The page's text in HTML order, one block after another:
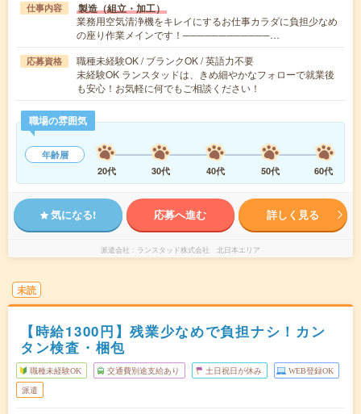
仕事内容 製造（組立・加工）
業務用空気清浄機をキレイにするお仕事カラダに負担少なめ
の座り作業メインです！────────────…
応募資格
職種未経験OK / ブランクOK / 英語力不要
未経験OK ランスタッドは、きめ細やかなフォローで就業後
も安心！お気軽に何でもご相談ください！
職場の雰囲気
年齢層
20代
30代 40代 50代 60代
気になる! 応募へ進む 詳しく見る
派遣会社 ランスタッド株式会社 北日本エリア
未読
【時給1300円】残業少なめで負担ナシ！カン
タン検査・梱包
職種未経験OK 交通費別途支給あり 土日祝日が休み WEB登録OK
派遣